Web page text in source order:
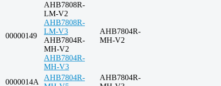
00000149
AHB7808R-
LM-V2
AHB7808R-
LM-V3
AHB7804R-
MH-V2
AHB7804R-
MH-V3
AHB7804R-
MH-V2
0000014A
AHB7804R-
AHB7804R-